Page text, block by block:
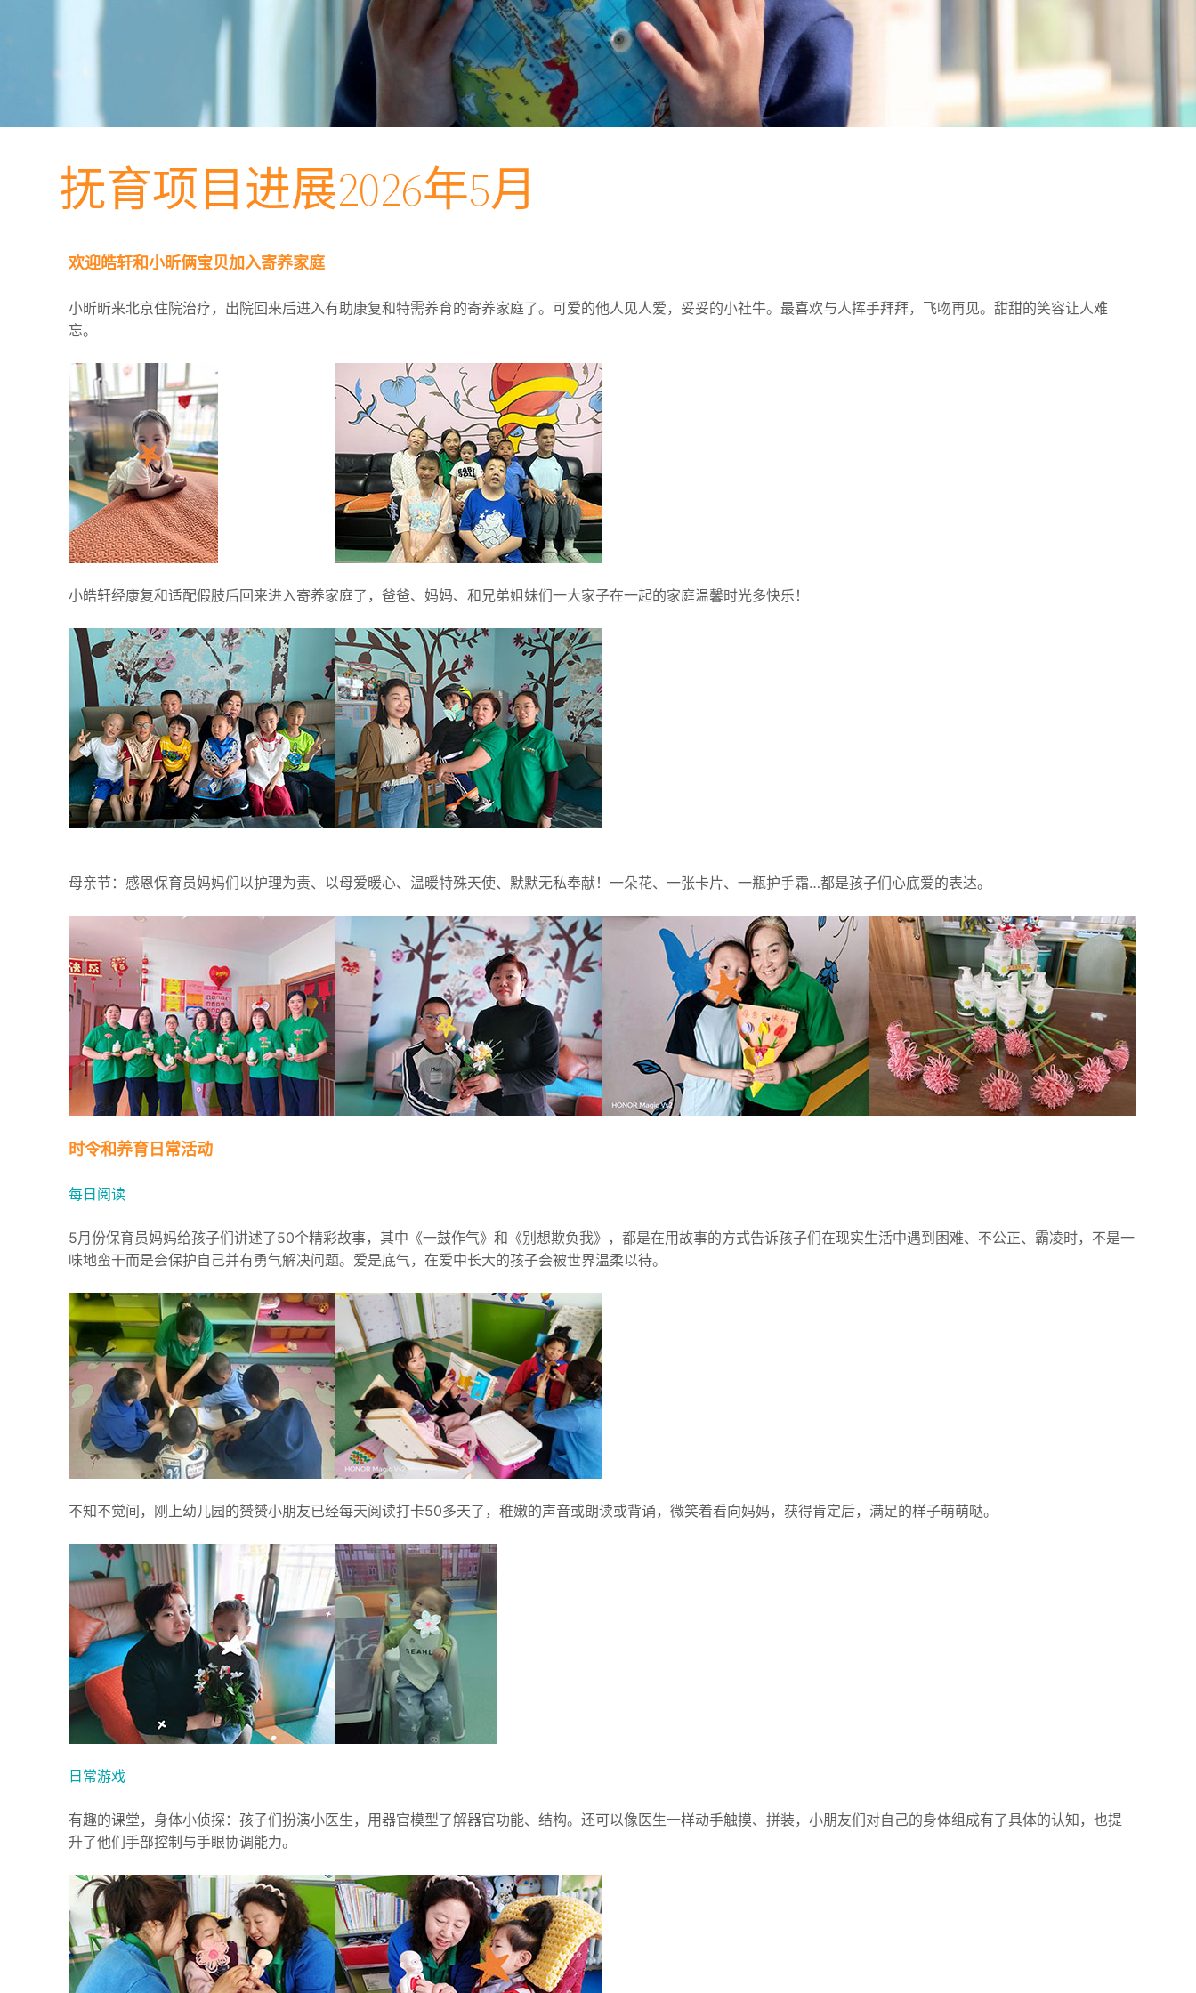
抚育项目进展2026年5月
欢迎皓轩和小昕俩宝贝加入寄养家庭
小昕昕来北京住院治疗，出院回来后进入有助康复和特需养育的寄养家庭了。可爱的他人见人爱，妥妥的小社牛。最喜欢与人挥手拜拜，飞吻再见。甜甜的笑容让人难
忘。
小皓轩经康复和适配假肢后回来进入寄养家庭了，爸爸、妈妈、和兄弟姐妹们一大家子在一起的家庭温馨时光多快乐！
母亲节：感恩保育员妈妈们以护理为责、以母爱暖心、温暖特殊天使、默默无私奉献！一朵花、一张卡片、一瓶护手霜…都是孩子们心底爱的表达。
时令和养育日常活动
每日阅读
5月份保育员妈妈给孩子们讲述了50个精彩故事，其中《一鼓作气》和《别想欺负我》，都是在用故事的方式告诉孩子们在现实生活中遇到困难、不公正、霸凌时，不是一
味地蛮干而是会保护自己并有勇气解决问题。爱是底气，在爱中长大的孩子会被世界温柔以待。
不知不觉间，刚上幼儿园的赟赟小朋友已经每天阅读打卡50多天了，稚嫩的声音或朗读或背诵，微笑着看向妈妈，获得肯定后，满足的样子萌萌哒。
日常游戏
有趣的课堂，身体小侦探：孩子们扮演小医生，用器官模型了解器官功能、结构。还可以像医生一样动手触摸、拼装，小朋友们对自己的身体组成有了具体的认知，也提
升了他们手部控制与手眼协调能力。